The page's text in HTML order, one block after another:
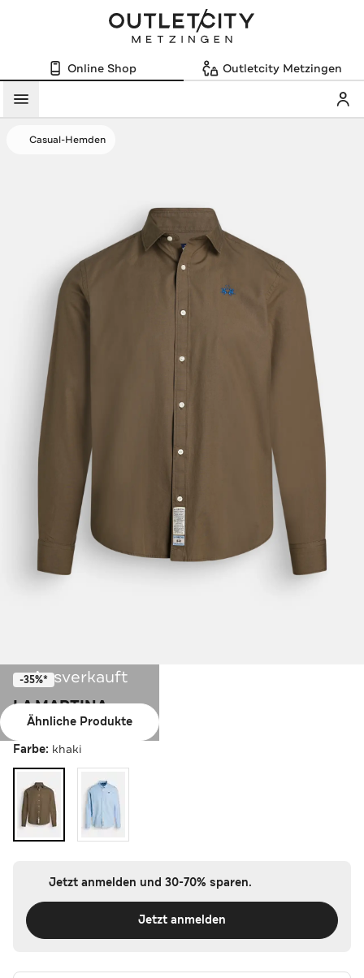
Online Shop Outletcity Metzingen
Menü
Casual-Hemden
Ausverkauft
Ähnliche Produkte
-35%*
LA MARTINA
Casual-Hemd khaki
Farbe: khaki
Jetzt anmelden und 30-70% sparen.
Jetzt anmelden